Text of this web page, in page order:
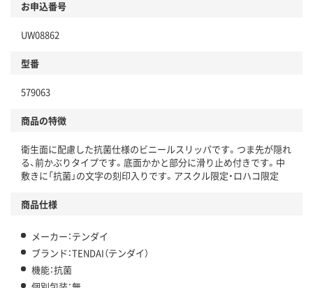
本体
仕組
この商品の環境配慮ポイントです。下記商品詳細「
アスクル商品環境スコア詳細／加点項目
」で確認できます。
お申込番号
UW08862
型番
579063
商品の特徴
衛生面に配慮した抗菌仕様のビニールスリッパです。つま先が隠れ
る、前かぶりタイプです。底面かかと部分に滑り止め付きです。中
敷きに「抗菌」の文字の刻印入りです。アスクル限定・ロハコ限定
商品仕様
メーカー：テンダイ
ブランド：TENDAI（テンダイ）
機能：抗菌